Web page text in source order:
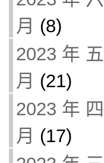
月 (8)
2023 年 五
月 (21)
2023 年 四
月 (17)